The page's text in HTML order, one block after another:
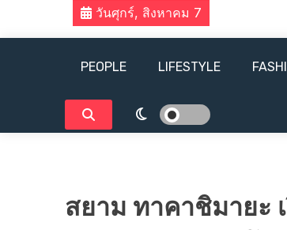
วันศุกร์, สิงหาคม 7
PEOPLE LIFESTYLE​
สยาม ทาคาชิมายะ